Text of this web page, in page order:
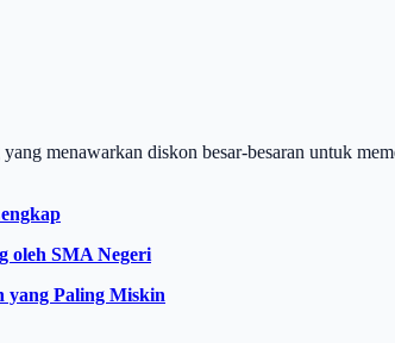
menawarkan diskon besar-besaran untuk
oleh SMA Negeri
yang Paling Miskin